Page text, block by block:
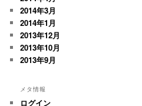
2014年3月
2014年1月
2013年12月
2013年10月
2013年9月
メタ情報
ログイン